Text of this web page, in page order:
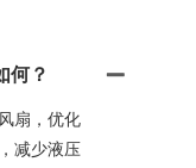
何？
扇，优化
减少液压